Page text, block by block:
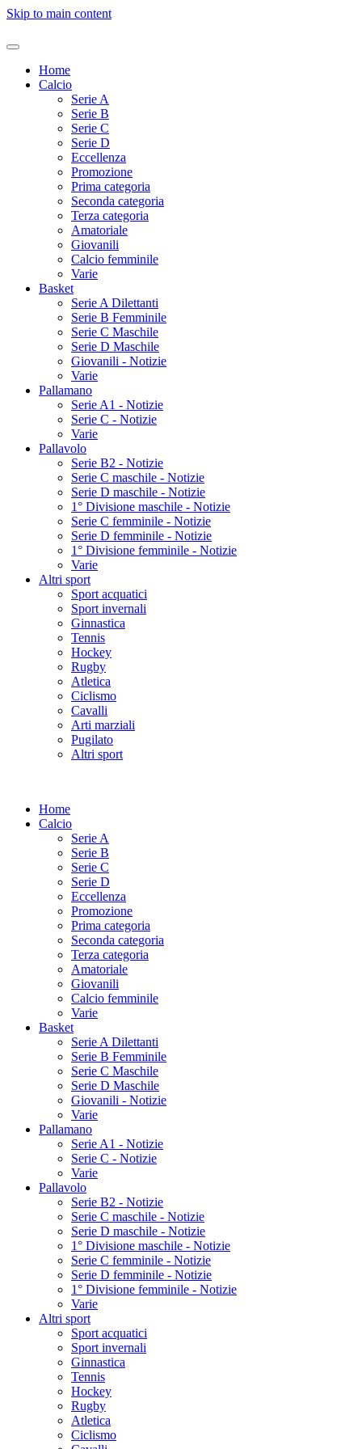
Skip to main content
Home
Calcio
Serie A
Serie B
Serie C
Serie D
Eccellenza
Promozione
Prima categoria
Seconda categoria
Terza categoria
Amatoriale
Giovanili
Calcio femminile
Varie
Basket
Serie A Dilettanti
Serie B Femminile
Serie C Maschile
Serie D Maschile
Giovanili - Notizie
Varie
Pallamano
Serie A1 - Notizie
Serie C - Notizie
Varie
Pallavolo
Serie B2 - Notizie
Serie C maschile - Notizie
Serie D maschile - Notizie
1° Divisione maschile - Notizie
Serie C femminile - Notizie
Serie D femminile - Notizie
1° Divisione femminile - Notizie
Varie
Altri sport
Sport acquatici
Sport invernali
Ginnastica
Tennis
Hockey
Rugby
Atletica
Ciclismo
Cavalli
Arti marziali
Pugilato
Altri sport
Home
Calcio
Serie A
Serie B
Serie C
Serie D
Eccellenza
Promozione
Prima categoria
Seconda categoria
Terza categoria
Amatoriale
Giovanili
Calcio femminile
Varie
Basket
Serie A Dilettanti
Serie B Femminile
Serie C Maschile
Serie D Maschile
Giovanili - Notizie
Varie
Pallamano
Serie A1 - Notizie
Serie C - Notizie
Varie
Pallavolo
Serie B2 - Notizie
Serie C maschile - Notizie
Serie D maschile - Notizie
1° Divisione maschile - Notizie
Serie C femminile - Notizie
Serie D femminile - Notizie
1° Divisione femminile - Notizie
Varie
Altri sport
Sport acquatici
Sport invernali
Ginnastica
Tennis
Hockey
Rugby
Atletica
Ciclismo